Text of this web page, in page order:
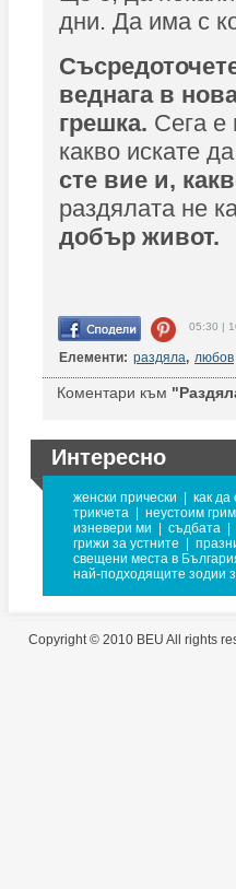
дни. Да има с
веднага в
грешка. Сега е
какво искате
сте вие и,
раздялата не
добър живот.
05:30 |
Елементи: раздяла, любов
Коментари към
Интересно
женски прически как да
трикчета
неустоим грим
изневери ми
съдбата
грижи за устните
свещени места в
най-подходящите зодии
Copyright © 2010 BEU All rights